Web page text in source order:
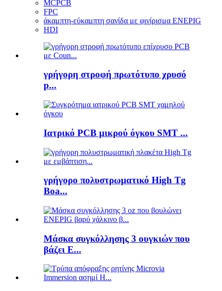
MCPCB
FPC
άκαμπτη-εύκαμπτη σανίδα με φινίρισμα ENEPIG
HDI
γρήγορη στροφή πρωτότυπο χρυσό
p...
Ιατρικό PCB μικρού όγκου SMT ...
γρήγορο πολυστρωματικό High Tg
Boa...
Μάσκα συγκόλλησης 3 ουγκιών που
βάζει E...